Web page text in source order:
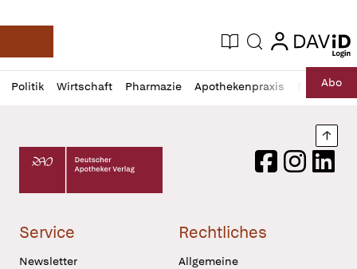
Deutsche Apotheker Zeitung
Aktuelle Ausgabe
Suche login
login
Politik Wirtschaft Pharmazie Apothekenpraxis RechtAbo
Profil
öffnen
Daz
Pur
Deutscher Apotheker Verlag Logo
FacebookInstagram
Service
Newsletter
Rechtliches
Allgemeine